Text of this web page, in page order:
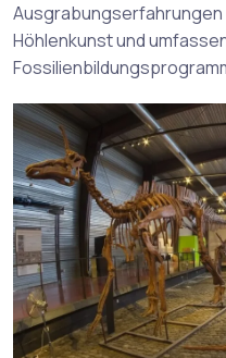
Ausgrabungserfahrungen
Höhlenkunst und